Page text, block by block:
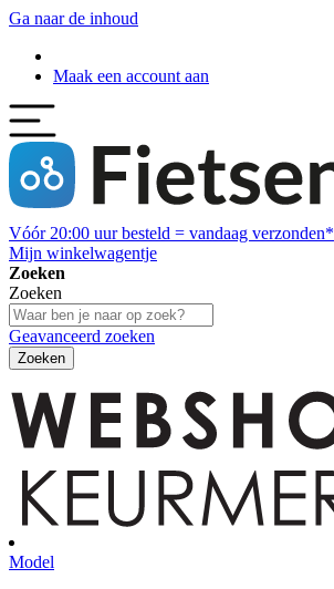
Ga naar de inhoud
Maak een account aan
Vóór 20:00 uur besteld = vandaag verzonden*
Mijn winkelwagentje
Zoeken
Zoeken
Geavanceerd zoeken
Zoeken
Model